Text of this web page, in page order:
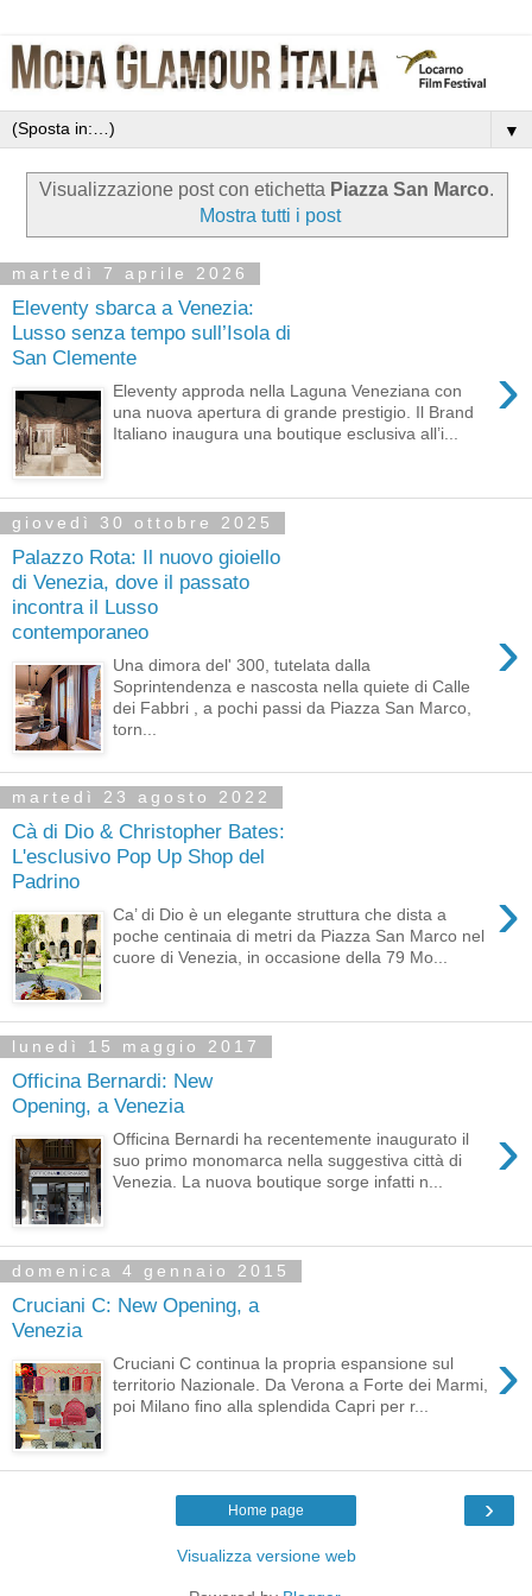
▼
Visualizzazione post con etichetta Piazza San Marco.
Mostra tutti i post
martedì 7 aprile 2026
Eleventy sbarca a Venezia:
Lusso senza tempo sull’Isola di
San Clemente
›
Eleventy approda nella Laguna Veneziana con
una nuova apertura di grande prestigio. Il Brand
Italiano inaugura una boutique esclusiva all’i...
giovedì 30 ottobre 2025
Palazzo Rota: Il nuovo gioiello
di Venezia, dove il passato
incontra il Lusso
contemporaneo
›
Una dimora del' 300, tutelata dalla
Soprintendenza e nascosta nella quiete di Calle
dei Fabbri , a pochi passi da Piazza San Marco,
torn...
martedì 23 agosto 2022
Cà di Dio & Christopher Bates:
L'esclusivo Pop Up Shop del
Padrino
›
Ca’ di Dio è un elegante struttura che dista a
poche centinaia di metri da Piazza San Marco nel
cuore di Venezia, in occasione della 79 Mo...
lunedì 15 maggio 2017
Officina Bernardi: New
Opening, a Venezia
›
Officina Bernardi ha recentemente inaugurato il
suo primo monomarca nella suggestiva città di
Venezia. La nuova boutique sorge infatti n...
domenica 4 gennaio 2015
Cruciani C: New Opening, a
Venezia
›
Cruciani C continua la propria espansione sul
territorio Nazionale. Da Verona a Forte dei Marmi,
poi Milano fino alla splendida Capri per r...
›
Home page
Visualizza versione web